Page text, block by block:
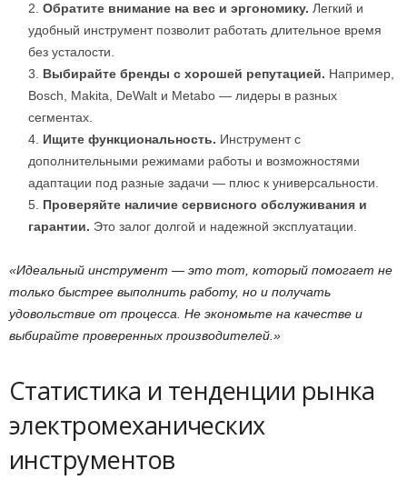
Обратите внимание на вес и эргономику. Легкий и
удобный инструмент позволит работать длительное время
без усталости.
Выбирайте бренды с хорошей репутацией. Например,
Bosch, Makita, DeWalt и Metabo — лидеры в разных
сегментах.
Ищите функциональность. Инструмент с
дополнительными режимами работы и возможностями
адаптации под разные задачи — плюс к универсальности.
Проверяйте наличие сервисного обслуживания и
гарантии. Это залог долгой и надежной эксплуатации.
«Идеальный инструмент — это тот, который помогает не
только быстрее выполнить работу, но и получать
удовольствие от процесса. Не экономьте на качестве и
выбирайте проверенных производителей.»
Статистика и тенденции рынка
электромеханических
инструментов